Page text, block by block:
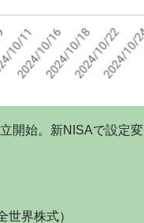
開始。新NISAで設定変
界株式）